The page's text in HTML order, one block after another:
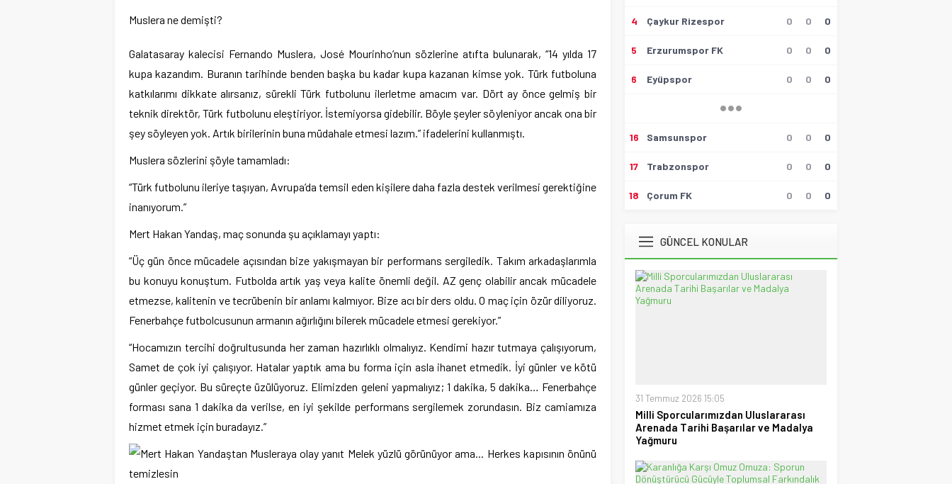
Muslera ne demişti?
Galatasaray kalecisi Fernando Muslera, José Mourinho’nun sözlerine atıfta bulunarak, “14 yılda 17
kupa kazandım. Buranın tarihinde benden başka bu kadar kupa kazanan kimse yok. Türk futboluna
katkılarımı dikkate alırsanız, sürekli Türk futbolunu ilerletme amacım var. Dört ay önce gelmiş bir
teknik direktör, Türk futbolunu eleştiriyor. İstemiyorsa gidebilir. Böyle şeyler söyleniyor ancak ona bir
şey söyleyen yok. Artık birilerinin buna müdahale etmesi lazım.” ifadelerini kullanmıştı.
Muslera sözlerini şöyle tamamladı:
“Türk futbolunu ileriye taşıyan, Avrupa’da temsil eden kişilere daha fazla destek verilmesi gerektiğine
inanıyorum.”
Mert Hakan Yandaş, maç sonunda şu açıklamayı yaptı:
“Üç gün önce mücadele açısından bize yakışmayan bir performans sergiledik. Takım arkadaşlarımla
bu konuyu konuştum. Futbolda artık yaş veya kalite önemli değil. AZ genç olabilir ancak mücadele
etmezse, kalitenin ve tecrübenin bir anlamı kalmıyor. Bize acı bir ders oldu. O maç için özür diliyoruz.
Fenerbahçe futbolcusunun armanın ağırlığını bilerek mücadele etmesi gerekiyor.”
“Hocamızın tercihi doğrultusunda her zaman hazırlıklı olmalıyız. Kendimi hazır tutmaya çalışıyorum,
Samet de çok iyi çalışıyor. Hatalar yaptık ama bu forma için asla ihanet etmedik. İyi günler ve kötü
günler geçiyor. Bu süreçte üzülüyoruz. Elimizden geleni yapmalıyız; 1 dakika, 5 dakika… Fenerbahçe
forması sana 1 dakika da verilse, en iyi şekilde performans sergilemek zorundasın. Biz camiamıza
hizmet etmek için buradayız.”
Hüseyin Tokmak
17 Mayıs 2026 23:00
Yönetecek Hakemler Belli
UEFA Son 16 Turu’nda
Selçuk Tuna
Atatürk’ün Kızları
28 Temmuz 2026 12:40
Spor Meydanı
28 Temmuz 2026 15:15
Ufuk Ağca
4 Çaykur Rizespor 0 0 0
5 Erzurumspor FK 0 0 0
6 Eyüpspor 0 0 0
16 Samsunspor 0 0 0
17 Trabzonspor 0 0 0
18 Çorum FK 0 0 0
GÜNCEL KONULAR
31 Temmuz 2026 15:05
Milli Sporcularımızdan Uluslararası
Arenada Tarihi Başarılar ve Madalya
Yağmuru